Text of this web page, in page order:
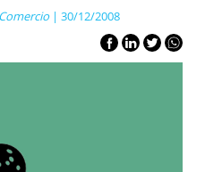
| 30/12/2008